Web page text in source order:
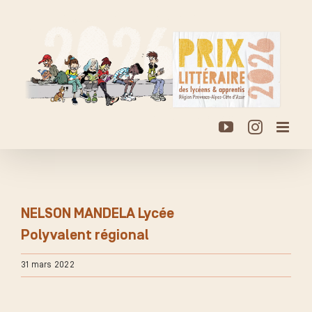
YouTube
NELSON MANDELA Lycée
Polyvalent régional
31 mars 2022